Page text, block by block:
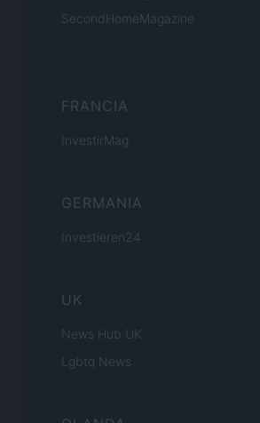
SecondHomeMagazine
FRANCIA
InvestirMag
GERMANIA
Investieren24
UK
News Hub UK
Lgbtq News